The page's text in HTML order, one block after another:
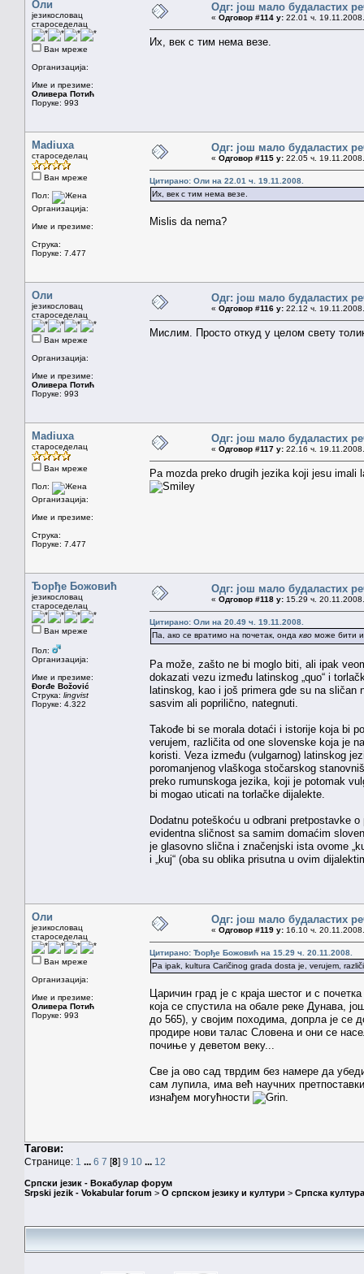
Оли
језикословац
староседелац
Ван мреже
Организација:
Име и презиме:
Оливера Потић
Поруке: 993
Одг: још мало будаластих
« Одговор #114 у: 22.01 ч.
Их, век с тим нема везе.
Madiuxa
староседелац
Ван мреже
Пол:
Организација:
Име и презиме:
Струка:
Поруке: 7.477
Одг: још мало будаластих
« Одговор #115 у: 22.05 ч.
Цитирано: Оли на 22.01 ч. 19.11.2008.
Их, век с тим нема везе.
Mislis da nema?
Оли
језикословац
староседелац
Ван мреже
Организација:
Име и презиме:
Оливера Потић
Поруке: 993
Одг: још мало будаластих
« Одговор #116 у: 22.12 ч.
Мислим. Просто откуд у целом свету
Madiuxa
староседелац
Ван мреже
Пол:
Организација:
Име и презиме:
Струка:
Поруке: 7.477
Одг: још мало будаластих
« Одговор #117 у: 22.16 ч.
Pa mozda preko drugih jezika koji jesu
Ђорђе Божовић
језикословац
староседелац
Ван мреже
Пол:
Организација:
Име и презиме:
Đorđe Božović
Струка: lingvist
Поруке: 4.322
Одг: још мало будаластих
« Одговор #118 у: 15.29 ч.
Цитирано: Оли на 20.49 ч. 19.11.2008.
Па, ако се вратимо на почетак, онда кво може бити
Pa može, zašto ne bi moglo biti, ali ipak
dokazati vezu između latinskog „quo“ i
latinskog, kao i još primera gde su na sličan
sasvim ali poprilično, nategnuti.
Takođe bi se morala dotaći i istorije koja bi
verujem, različita od one slovenske koja je
koristi. Veza između (vulgarnog) latinskog
poromanjenog vlaškoga stočarskog
preko rumunskoga jezika, koji je potomak
bi mogao uticati na torlačke dijalekte.
Dodatnu poteškoću u odbrani pretpostavke o
evidentna sličnost sa samim domaćim
je glasovno slična i značenjski ista ovome
i „kuj“ (oba su oblika prisutna u ovim
Оли
језикословац
староседелац
Ван мреже
Организација:
Име и презиме:
Оливера Потић
Поруке: 993
Одг: још мало будаластих
« Одговор #119 у: 16.10 ч.
Цитирано: Ђорђе Божовић на 15.29 ч. 20.11.2008.
Pa ipak, kultura Caričinog grada dosta je, verujem,
Царичин град је с краја шестог и с
која се спустила на обале реке Дунава,
до 565), у својим походима, допрла је се
продире нови талас Словена и они се
почиње у деветом веку...
Све ја ово сад тврдим без намере да
сам лупила, има већ научних
изнађем могућности
Тагови:
Странице: 1 ... 6 7 [8] 9 10 ... 12
Српски језик - Вокабулар форум
Srpski jezik - Vokabular forum > О српском језику и култури > Српска